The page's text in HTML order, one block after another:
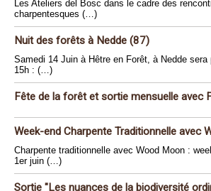
Les Ateliers del Bosc dans le cadre des
charpentesques (…)
Nuit des forêts à Nedde (87)
Samedi 14 Juin à Hêtre en Forêt, à Nedde sera
15h : (…)
Fête de la forêt et sortie mensuelle avec
Week-end Charpente Traditionnelle avec
Charpente traditionnelle avec Wood Moon :
1er juin (…)
Sortie "Les nuances de la biodiversité